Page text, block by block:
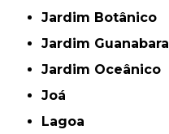
Jardim Botânico
Jardim Guanabara
Jardim Oceânico
Joá
Lagoa